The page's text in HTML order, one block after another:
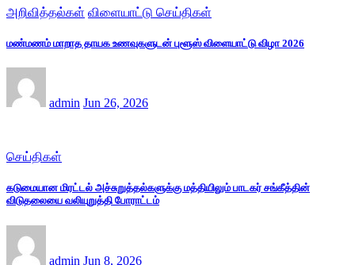
அறிவித்தல்கள் விளையாட்டு செய்திகள்
மண்மணம் மாறாத தாயக உணவுகளுடன் புளூஸ் விளையாட்டு விழா 2026
admin Jun 26, 2026
செய்திகள்
கடுமையான மிரட்டல் அச்சுறுத்தல்களுக்கு மத்தியிலும் பாடகர் சங்கீத்தின்
விடுதலையை வலியுறுத்தி போராட்டம்
admin Jun 8, 2026